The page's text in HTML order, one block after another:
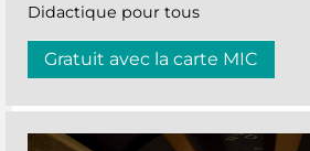
Didactique pour tous
Gratuit avec la carte MIC